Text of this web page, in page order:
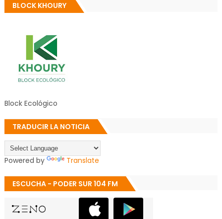
BLOCK KHOURY
Block Ecológico
TRADUCIR LA NOTICIA
Powered by Translate
ESCUCHA - PODER SUR 104 FM